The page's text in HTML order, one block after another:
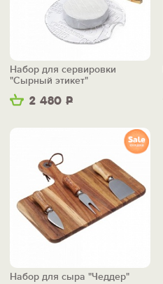
2 480 Р
Набор для сервировки
"Сырный этикет"
Набор для сыра "Чеддер"